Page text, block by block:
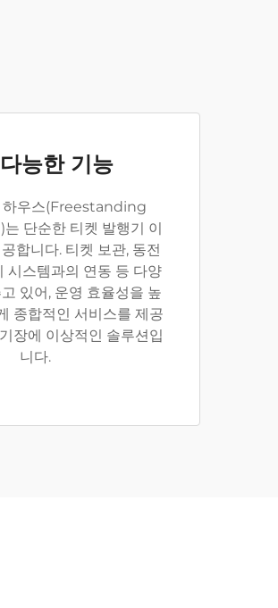
능한 기능
하우스(Freestanding
단순한 티켓 발행기 이
합니다. 티켓 보관, 동전
시스템과의 연동 등 다양
있어, 운영 효율성을 높
종합적인 서비스를 제공
장에 이상적인 솔루션입
니다.